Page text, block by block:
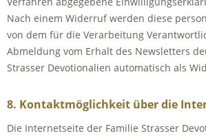
Nach einem Widerruf werden diese
von dem für die Verarbeitung
Abmeldung vom Erhalt des Newsletters
Strasser Devotionalien automatisch als
8. Kontaktmöglichkeit über die
Die Internetseite der Familie Strasser